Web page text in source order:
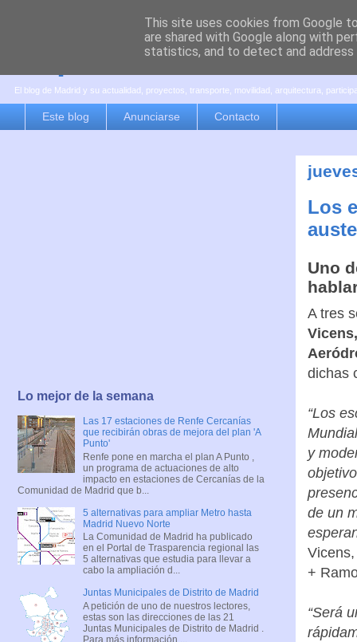
es por madrid
El blog de Madrid y su actualidad, proyectos, transporte, movilidad, arquitectura,
Este blog Anunciarse Contacto
Los
Uno
A tres
dichas
“Los
y
de un
+
“Será
Lo mejor de la semana
Las 17 estaciones de Renfe Cercanías
que recibirán obras de mejora del plan 'A
Punto'
Renfe pone en marcha el plan A Punto ,
un programa de actuaciones de alto
impacto en estaciones de Cercanías de la
Comunidad de Madrid que b...
5 alternativas para ampliar Metro hasta
Madrid Nuevo Norte
La Comunidad de Madrid ha publicado
en el Portal de Trasparencia regional las
5 alternativas que estudia para llevar a
cabo la ampliación d...
Juntas Municipales de Distrito de Madrid
A petición de uno de nuestros lectores,
estas son las direcciones de las 21
Juntas Municipales de Distrito de Madrid .
Para más información ...
This site uses cookies from Google
are shared with Google along with
statistics, and to detect and address